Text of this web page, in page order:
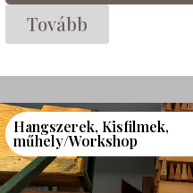
Tovább
Hangszerek, Kisfilmek,
műhely/Workshop